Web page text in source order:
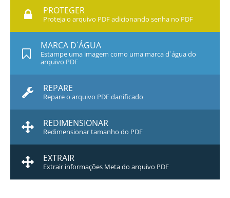
PROTEGER
Proteja o arquivo PDF adicionando senha no PDF
MARCA D`ÁGUA
Estampe uma imagem como uma marca d`água do
arquivo PDF
REPARE
Repare o arquivo PDF danificado
REDIMENSIONAR
Redimensionar tamanho do PDF
EXTRAIR
Extrair informações Meta do arquivo PDF